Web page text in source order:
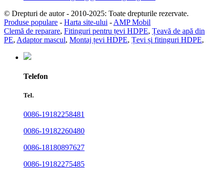
© Drepturi de autor - 2010-2025: Toate drepturile rezervate.
Produse populare - Harta site-ului - AMP Mobil
Clemă de reparare, Fitinguri pentru țevi HDPE, Țeavă de apă din
PE, Adaptor mascul, Montaj țevi HDPE, Țevi și fitinguri HDPE,
Telefon
Tel.
0086-19182258481
0086-19182260480
0086-18180897627
0086-19182275485